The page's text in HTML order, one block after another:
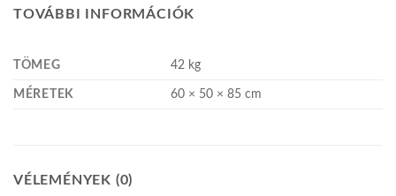
TOVÁBBI INFORMÁCIÓK
TÖMEG 42 kg
MÉRETEK 60 × 50 × 85 cm
VÉLEMÉNYEK (0)